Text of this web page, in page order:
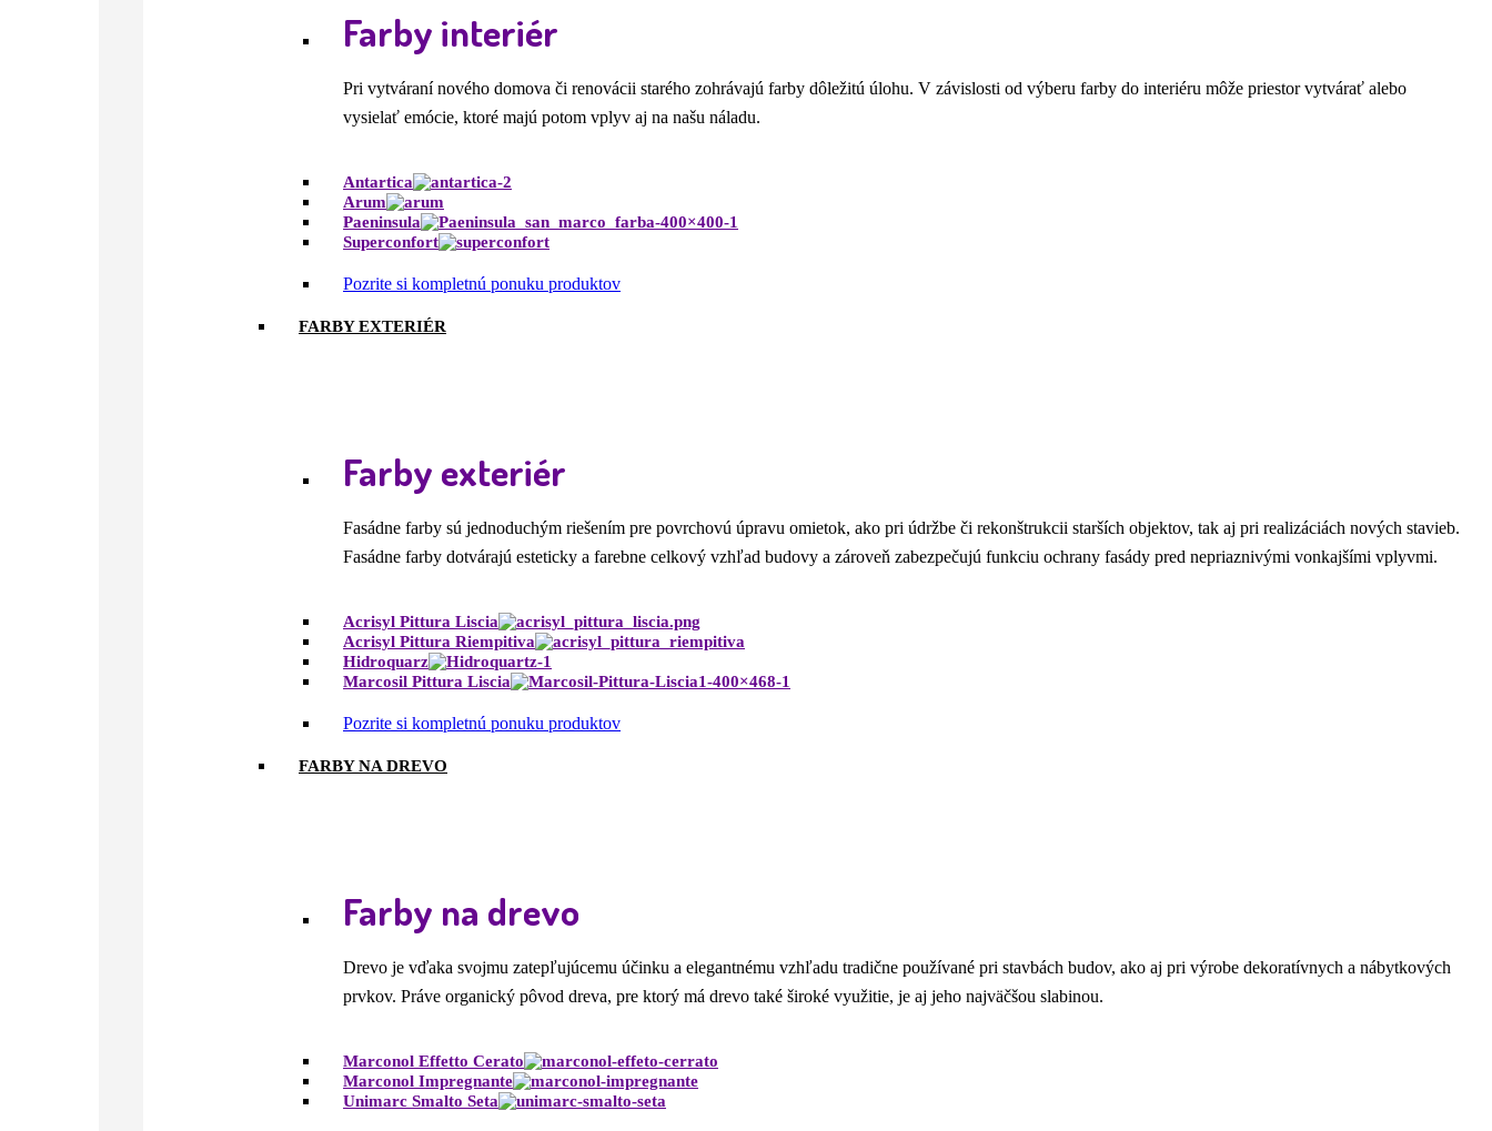
Farby interiér
Pri vytváraní nového domova či renovácii starého zohrávajú farby dôležitú úlohu. V závislosti od výberu farby do interiéru môže priestor vytvárať alebo
vysielať emócie, ktoré majú potom vplyv aj na našu náladu.
Antartica
Arum
Paeninsula
Superconfort
Pozrite si kompletnú ponuku produktov
FARBY EXTERIÉR
Farby exteriér
Fasádne farby sú jednoduchým riešením pre povrchovú úpravu omietok, ako pri údržbe či rekonštrukcii starších objektov, tak aj pri realizáciách nových stavieb.
Fasádne farby dotvárajú esteticky a farebne celkový vzhľad budovy a zároveň zabezpečujú funkciu ochrany fasády pred nepriaznivými vonkajšími vplyvmi.
Acrisyl Pittura Liscia
Acrisyl Pittura Riempitiva
Hidroquarz
Marcosil Pittura Liscia
Pozrite si kompletnú ponuku produktov
FARBY NA DREVO
Farby na drevo
Drevo je vďaka svojmu zatepľujúcemu účinku a elegantnému vzhľadu tradične používané pri stavbách budov, ako aj pri výrobe dekoratívnych a nábytkových
prvkov. Práve organický pôvod dreva, pre ktorý má drevo také široké využitie, je aj jeho najväčšou slabinou.
Marconol Effetto Cerato
Marconol Impregnante
Unimarc Smalto Seta